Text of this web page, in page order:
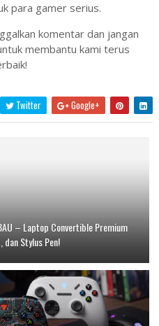
para gamer serius.
komentar dan jangan
membantu kami terus
Twitter Google+
– Laptop Convertible Premium
dan Stylus Pen!